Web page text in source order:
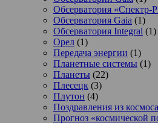
Обсерватория «Спектр-
Обсерватория Gaia (1)
Обсерватория Integral (1)
Орел (1)
Передача энергии (1)
Планетные системы (1)
Планеты (22)
Плесецк (3)
Плутон (4)
Поздравления из космоса
Прогноз «космической